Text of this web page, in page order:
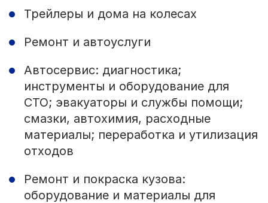
Трейлеры и дома на колесах
Ремонт и автоуслуги
Автосервис: диагностика;
инструменты и оборудование для
СТО; эвакуаторы и службы помощи;
смазки, автохимия, расходные
материалы; переработка и утилизация
отходов
Ремонт и покраска кузова:
оборудование и материалы для